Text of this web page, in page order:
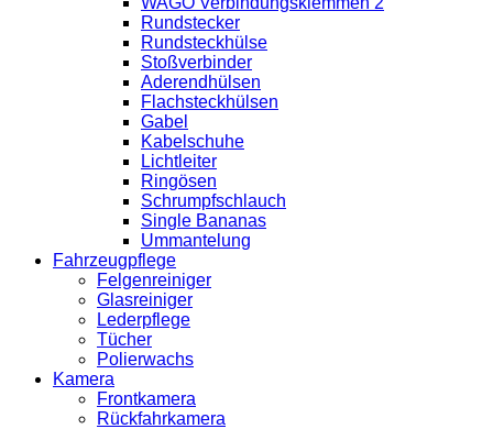
Rundstecker
Rundsteckhülse
Stoßverbinder
Aderendhülsen
Flachsteckhülsen
Gabel
Kabelschuhe
Lichtleiter
Ringösen
Schrumpfschlauch
Single Bananas
Ummantelung
Fahrzeugpflege
Felgenreiniger
Glasreiniger
Lederpflege
Tücher
Polierwachs
Kamera
Frontkamera
Rückfahrkamera